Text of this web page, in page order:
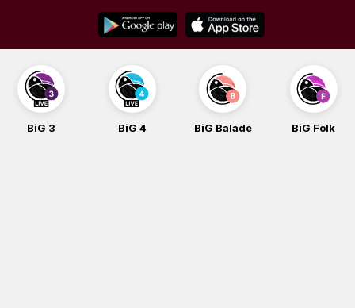
content
BiG 3 BiG 4 BiG Balade BiG Folk